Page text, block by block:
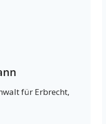
für Erbrecht,